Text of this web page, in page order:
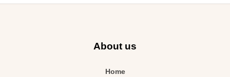
About us
Home